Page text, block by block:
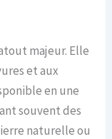
majeur. Elle
et aux
en une
souvent des
naturelle ou